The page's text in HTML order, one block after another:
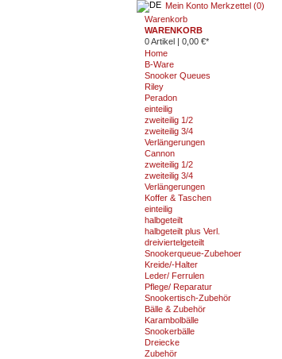
Mein Konto Merkzettel (0)
Warenkorb
WARENKORB
0 Artikel | 0,00 €*
Home
B-Ware
Snooker Queues
Riley
Peradon
einteilig
zweiteilig 1/2
zweiteilig 3/4
Verlängerungen
Cannon
zweiteilig 1/2
zweiteilig 3/4
Verlängerungen
Koffer & Taschen
einteilig
halbgeteilt
halbgeteilt plus Verl.
dreiviertelgeteilt
Snookerqueue-Zubehoer
Kreide/-Halter
Leder/ Ferrulen
Pflege/ Reparatur
Snookertisch-Zubehör
Bälle & Zubehör
Karambolbälle
Snookerbälle
Dreiecke
Zubehör